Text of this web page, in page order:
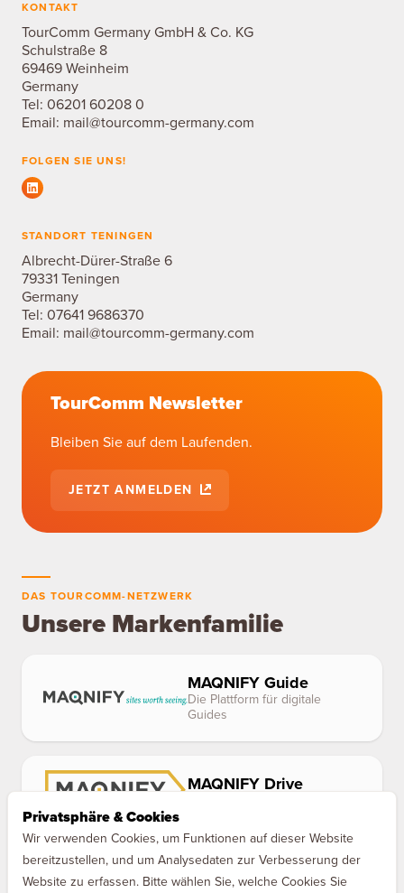
Privatsphäre & Cookies
Wir verwenden Cookies, um Funktionen auf dieser Website
bereitzustellen, und um Analysedaten zur Verbesserung der
Website zu erfassen. Bitte wählen Sie, welche Cookies Sie
KONTAKT
TourComm Germany GmbH & Co. KG
Schulstraße 8
69469 Weinheim
Germany
Tel: 06201 60208 0
Email: mail@tourcomm-germany.com
FOLGEN SIE UNS!
STANDORT TENINGEN
Albrecht-Dürer-Straße 6
79331 Teningen
Germany
Tel: 07641 9686370
Email: mail@tourcomm-germany.com
TourComm Newsletter
Bleiben Sie auf dem Laufenden.
JETZT ANMELDEN
DAS TOURCOMM-NETZWERK
Unsere Markenfamilie
MAQNIFY Guide
Die Plattform für digitale
Guides
MAQNIFY Drive